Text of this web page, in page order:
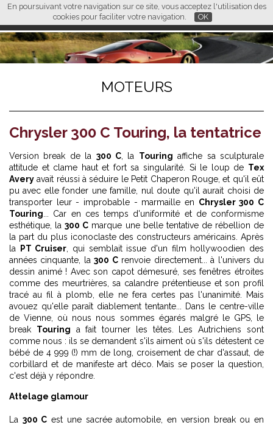
En poursuivant votre navigation sur ce site, vous acceptez l'utilisation des
cookies pour faciliter votre navigation.
OK
FR EN CN
L M
MOTEURS
Chrysler 300 C Touring, la tentatrice
Version break de la 300 C , la Touring affiche sa sculpturale
attitude et clame haut et fort sa singularité. Si le loup de Tex
Avery avait réussi à séduire le Petit Chaperon Rouge, et qu'il eût
pu avec elle fonder une famille, nul doute qu'il aurait choisi de
transporter leur - improbable - marmaille en Chrysler 300 C
Touring ... Car en ces temps d'uniformité et de conformisme
esthétique, la300 C marque une belle tentative de rébellion de
la part du plus iconoclaste des constructeurs américains. Après
la
PT Cruiser , qui semblait issue d'un film hollywoodien des
années cinquante, la300 Crenvoie directement... à l'univers du
dessin animé ! Avec son capot démesuré, ses fenêtres étroites
comme des meurtrières, sa calandre prétentieuse et son profil
tracé au fil à plomb, elle ne fera certes pas l'unanimité. Mais
avouez qu'elle paraît diablement tentante... Dans le centre-ville
de Vienne, où nous nous sommes égarés malgré le GPS, le
break Touring a fait tourner les têtes. Les Autrichiens sont
comme nous : ils se demandent s'ils aiment où s'ils détestent ce
bébé de 4 999 (!) mm de long, croisement de char d'assaut, de
corbillard et de manifeste art déco. Mais se poser la question,
c'est déjà y répondre.
Attelage glamour
La 300 C est une sacrée automobile, en version break ou en